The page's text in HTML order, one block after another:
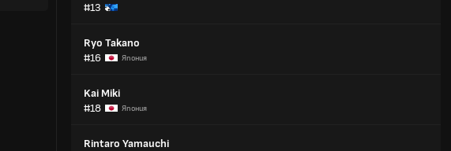
#13
Ryo Takano
#16
Япония
Kai Miki
#18
Япония
Rintaro Yamauchi